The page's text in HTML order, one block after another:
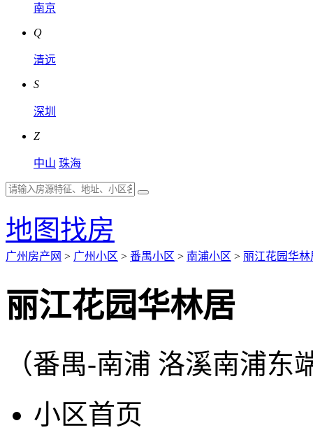
南京
Q
清远
S
深圳
Z
中山 珠海
地图找房
广州房产网 > 广州小区 > 番禺小区 > 南浦小区 > 丽江花园华林
丽江花园华林居
（番禺-南浦 洛溪南浦
小区首页